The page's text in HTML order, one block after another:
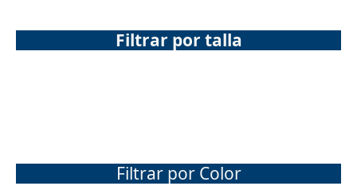
Filtrar por talla
Filtrar por Color